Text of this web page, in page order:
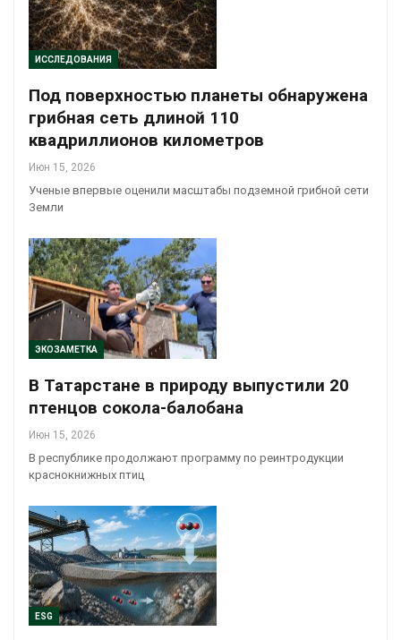
ИССЛЕДОВАНИЯ
Под поверхностью планеты обнаружена
грибная сеть длиной 110
квадриллионов километров
Июн 15, 2026
Ученые впервые оценили масштабы подземной грибной сети
Земли
ЭКОЗАМЕТКА
В Татарстане в природу выпустили 20
птенцов сокола-балобана
Июн 15, 2026
В республике продолжают программу по реинтродукции
краснокнижных птиц
ESG